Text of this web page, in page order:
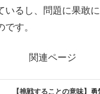
いるし、問題に果敢
す。
関連ページ
【挑戦することの意味】